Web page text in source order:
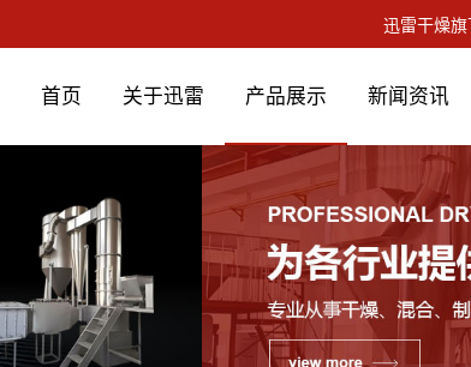
首页 关于迅雷 产品展示 新闻资讯